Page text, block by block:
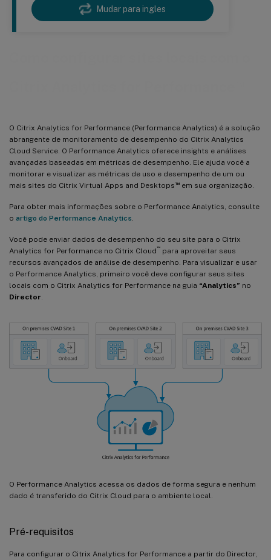
Mudar para ingles
O Citrix Analytics for Performance (Performance Analytics) é a solução
abrangente de monitoramento de desempenho do Citrix Analytics
Cloud Service. O Performance Analytics oferece insights e análises
avançadas baseadas em métricas de desempenho. Ele ajuda você a
monitorar e visualizar as métricas de uso e desempenho de um ou
mais sites do Citrix Virtual Apps and Desktops ™em sua organização.
Para obter mais informações sobre o Performance Analytics, consulte
o artigo do Performance Analytics
Você pode enviar dados de desempenho do seu site para o Citrix
Analytics for Performance no Citrix Cloud ™
para aproveitar seus
recursos avançados de análise de desempenho. Para visualizar e usar
o Performance Analytics, primeiro você deve configurar seus sites
locais com o Citrix Analytics for Performance na guia “Analytics” no
Director
O Performance Analytics acessa os dados de forma segura e nenhum
dado é transferido do Citrix Cloud para o ambiente local.
Pré-requisitos
Para configurar o Citrix Analytics for Performance a partir do Director,